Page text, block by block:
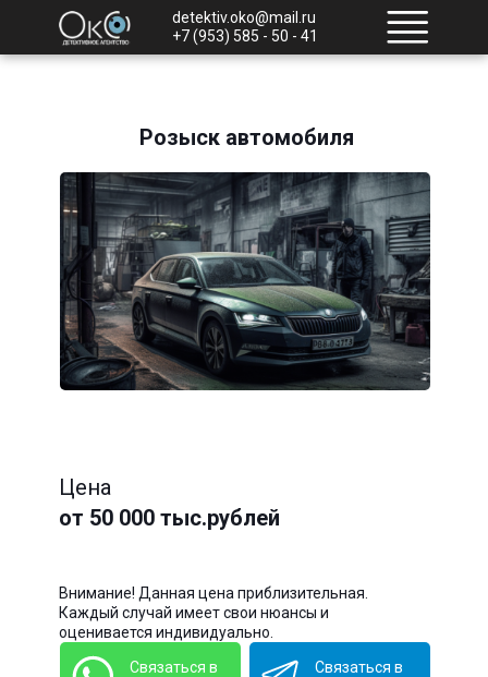
detektiv.oko@mail.ru
+7 (953) 585 - 50 - 41
Розыск автомобиля
Цена
от 50 000 тыс.рублей
Внимание! Данная цена приблизительная.
Каждый случай имеет свои нюансы и
оценивается индивидуально.
Связаться в
Связаться в